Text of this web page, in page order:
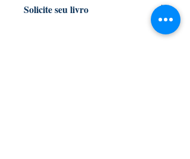
Solicite seu livro
- São